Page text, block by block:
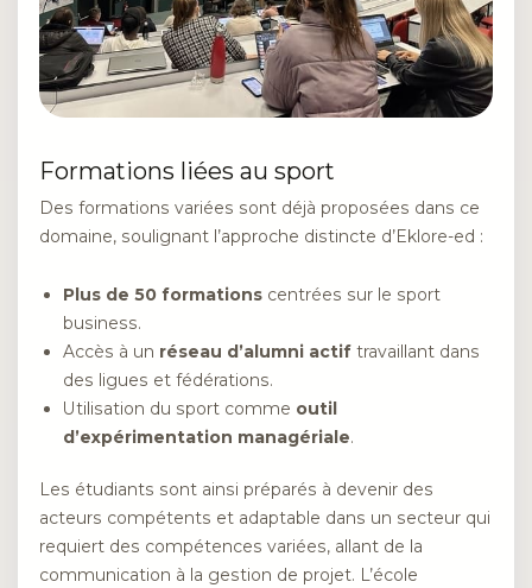
Formations liées au sport
Des formations variées sont déjà proposées dans ce
domaine, soulignant l’approche distincte d’Eklore-ed :
Plus de 50 formations centrées sur le sport
business.
Accès à un réseau d’alumni actif travaillant dans
des ligues et fédérations.
Utilisation du sport comme outil
d’expérimentation managériale.
Les étudiants sont ainsi préparés à devenir des
acteurs compétents et adaptable dans un secteur qui
requiert des compétences variées, allant de la
communication à la gestion de projet. L’école